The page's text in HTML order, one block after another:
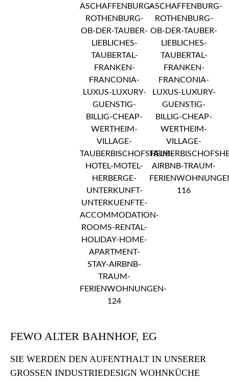
FEWO ALTER BAHNHOF, EG
SIE WERDEN DEN AUFENTHALT IN UNSERER
GROSSEN INDUSTRIEDESIGN WOHNKÜCHE L